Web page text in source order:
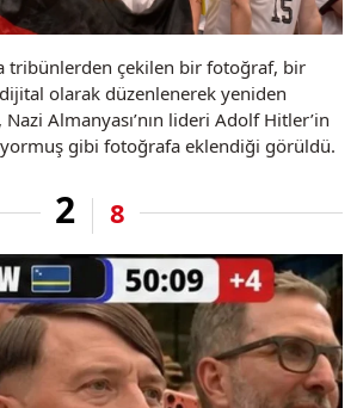
tribünlerden çekilen bir fotoğraf, bir
dijital olarak düzenlenerek yeniden
Nazi Almanyası’nın lideri Adolf Hitler’in
gibi fotoğrafa eklendiği görüldü.
2 8